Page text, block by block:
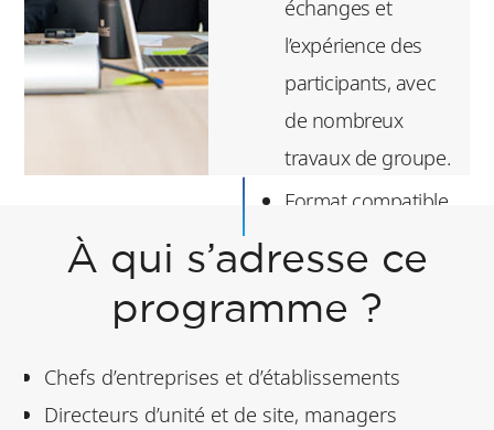
échanges et
l’expérience des
participants, avec
de nombreux
travaux de groupe.
Format compatible
temps de
professionnel
À qui s’adresse ce
programme ?
Chefs d’entreprises et d’établissements
Directeurs d’unité et de site, managers